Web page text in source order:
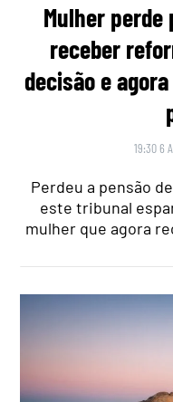
Mulher perde
receber
decisão e
19:30 6
Perdeu a pensão
este tribunal
mulher que agora